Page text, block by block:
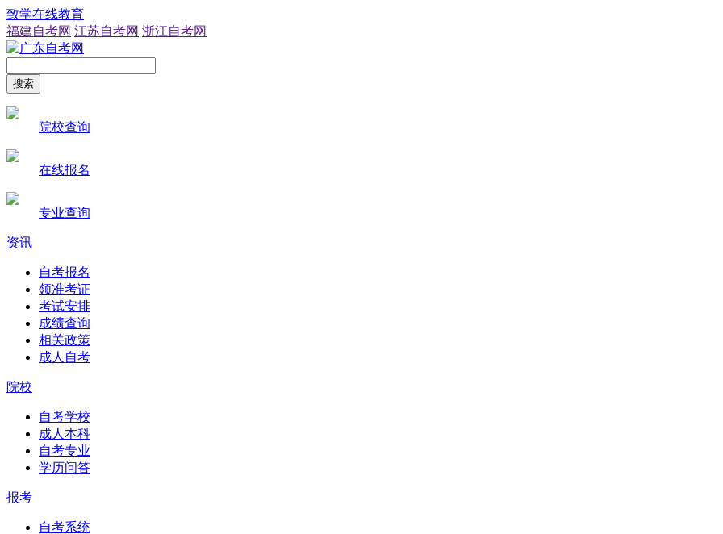
致学在线教育
福建自考网 江苏自考网 浙江自考网
搜索
院校查询
在线报名
专业查询
资讯
自考报名
领准考证
考试安排
成绩查询
相关政策
成人自考
院校
自考学校
成人本科
自考专业
学历问答
报考
自考系统